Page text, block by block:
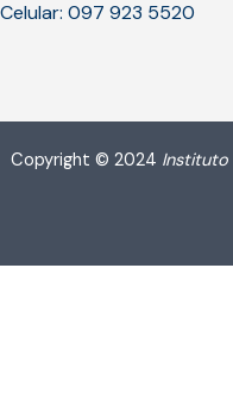
Celular: 097 923 5520
Copyright © 2024 Instituto